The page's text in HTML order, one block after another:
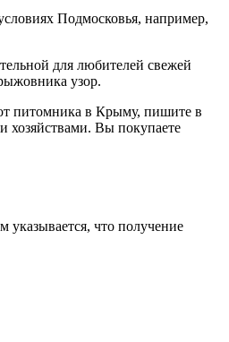
Подмосковья, например,
для любителей свежей
узор.
питомника в Крыму, пишите в
Вы покупаете
указывается, что получение